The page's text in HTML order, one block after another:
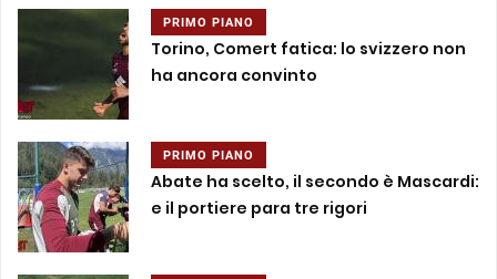
PRIMO PIANO
Torino, Comert fatica: lo svizzero non
ha ancora convinto
PRIMO PIANO
Abate ha scelto, il secondo è Mascardi:
e il portiere para tre rigori